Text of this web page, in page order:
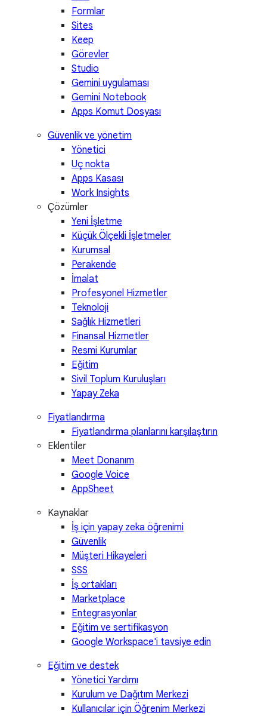
Formlar
Sites
Keep
Görevler
Studio
Gemini uygulaması
Gemini Notebook
Apps Komut Dosyası
Güvenlik ve yönetim
Yönetici
Uç nokta
Apps Kasası
Work Insights
Çözümler
Yeni İşletme
Küçük Ölçekli İşletmeler
Kurumsal
Perakende
İmalat
Profesyonel Hizmetler
Teknoloji
Sağlık Hizmetleri
Finansal Hizmetler
Resmi Kurumlar
Eğitim
Sivil Toplum Kuruluşları
Yapay Zeka
Fiyatlandırma
Fiyatlandırma planlarını karşılaştırın
Eklentiler
Meet Donanım
Google Voice
AppSheet
Kaynaklar
İş için yapay zeka öğrenimi
Güvenlik
Müşteri Hikayeleri
SSS
İş ortakları
Marketplace
Entegrasyonlar
Eğitim ve sertifikasyon
Google Workspace'i tavsiye edin
Eğitim ve destek
Yönetici Yardımı
Kurulum ve Dağıtım Merkezi
Kullanıcılar için Öğrenim Merkezi